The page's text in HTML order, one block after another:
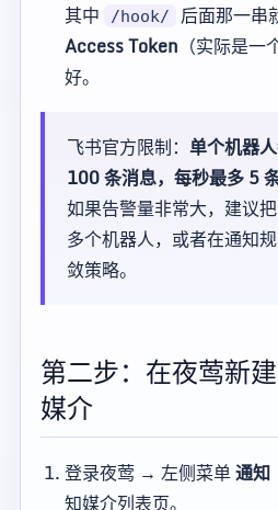
其中 /hook/
后面那一串
Access Token （实际是
好。
飞书官方限制： 单个机器
100 条消息，每秒最多 5
如果告警量非常大，建议
多个机器人，或者在通知
敛策略。
第二步：在夜莺新
媒介
登录夜莺 → 左侧菜单通知
知媒介列表页。